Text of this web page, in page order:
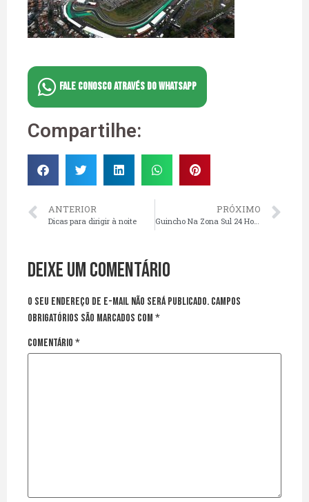
FALE CONOSCO ATRAVÉS DO WHATSAPP
Compartilhe:
ANTERIOR
Dicas para dirigir à noite
PRÓXIMO
Guincho Na Zona Sul 24 Horas
Deixe um comentário
O seu endereço de e-mail não será publicado. Campos
obrigatórios são marcados com *
Comentário *